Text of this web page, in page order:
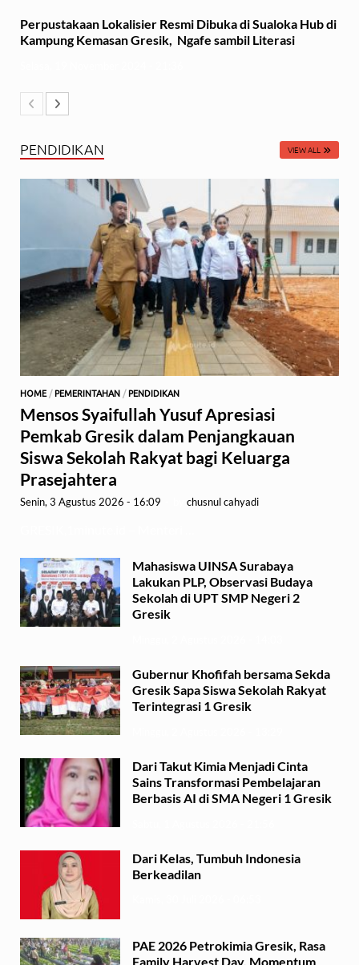
Perpustakaan Lokalisier Resmi Dibuka di Sualoka Hub di
Kampung Kemasan Gresik, Ngafe sambil Literasi
PENDIDIKAN VIEW ALL
HOME /PEMERINTAHAN /PENDIDIKAN
Mensos Syaifullah Yusuf Apresiasi
Pemkab Gresik dalam Penjangkauan
Siswa Sekolah Rakyat bagi Keluarga
Prasejahtera
Senin, 3 Agustus 2026 - 16:09 chusnul cahyadi
Mahasiswa UINSA Surabaya
Lakukan PLP, Observasi Budaya
Sekolah di UPT SMP Negeri 2
Gresik
Gubernur Khofifah bersama Sekda
Gresik Sapa Siswa Sekolah Rakyat
Terintegrasi 1 Gresik
Dari Takut Kimia Menjadi Cinta
Sains Transformasi Pembelajaran
Berbasis AI di SMA Negeri 1 Gresik
Dari Kelas, Tumbuh Indonesia
Berkeadilan
PAE 2026 Petrokimia Gresik, Rasa
Family Harvest Day, Momentum